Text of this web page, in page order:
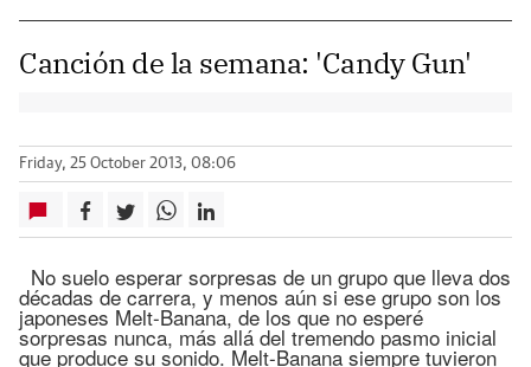
Canción de la semana: 'Candy Gun'
Friday, 25 October 2013, 08:06
No suelo esperar sorpresas de un grupo que lleva dos
décadas de carrera, y menos aún si ese grupo son los
japoneses Melt-Banana, de los que no esperé
sorpresas nunca, más allá del tremendo pasmo inicial
que produce su sonido. Melt-Banana siempre tuvieron